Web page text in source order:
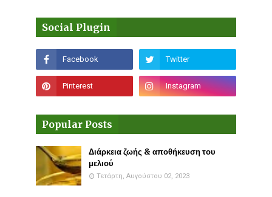
Social Plugin
Popular Posts
Διάρκεια ζωής & αποθήκευση του
μελιού
Τετάρτη, Αυγούστου 02, 2023